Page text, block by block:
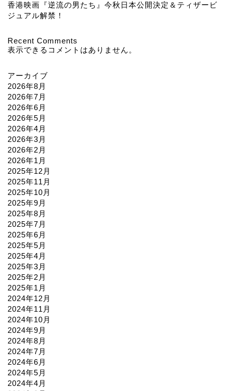
香港映画『逆流の男たち』今秋日本公開決定＆ティザービ
ジュアル解禁！
Recent Comments
表示できるコメントはありません。
アーカイブ
2026年8月
2026年7月
2026年6月
2026年5月
2026年4月
2026年3月
2026年2月
2026年1月
2025年12月
2025年11月
2025年10月
2025年9月
2025年8月
2025年7月
2025年6月
2025年5月
2025年4月
2025年3月
2025年2月
2025年1月
2024年12月
2024年11月
2024年10月
2024年9月
2024年8月
2024年7月
2024年6月
2024年5月
2024年4月